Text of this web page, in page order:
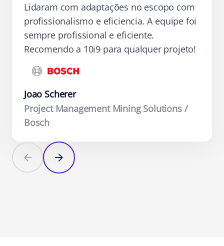
Lidaram com adaptações no escopo com
profissionalismo e eficiencia. A equipe foi
sempre profissional e eficiente.
Recomendo a 10i9 para qualquer projeto!
Joao Scherer
Project Management Mining Solutions/
Bosch